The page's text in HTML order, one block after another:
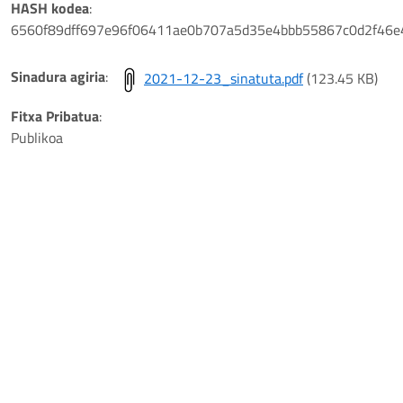
HASH kodea:
Sinadura agiria: 2021-12-23_sinatuta.pdf(123.45 KB)
Fitxa Pribatua:
Publikoa